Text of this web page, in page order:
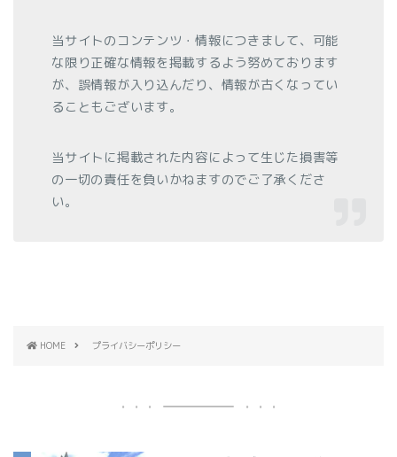
当サイトのコンテンツ・情報につきまして、可能
な限り正確な情報を掲載するよう努めております
が、誤情報が入り込んだり、情報が古くなってい
ることもございます。
当サイトに掲載された内容によって生じた損害等
の一切の責任を負いかねますのでご了承くださ
い。
HOME プライバシーポリシー